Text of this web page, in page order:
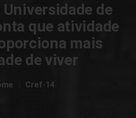
Universidade de
que atividade
mais
de viver
Cref-14